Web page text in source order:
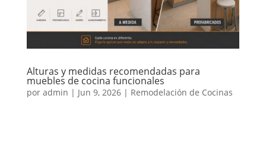
Alturas y medidas recomendadas para
muebles de cocina funcionales
por admin | Jun 9, 2026| Remodelación de Cocinas